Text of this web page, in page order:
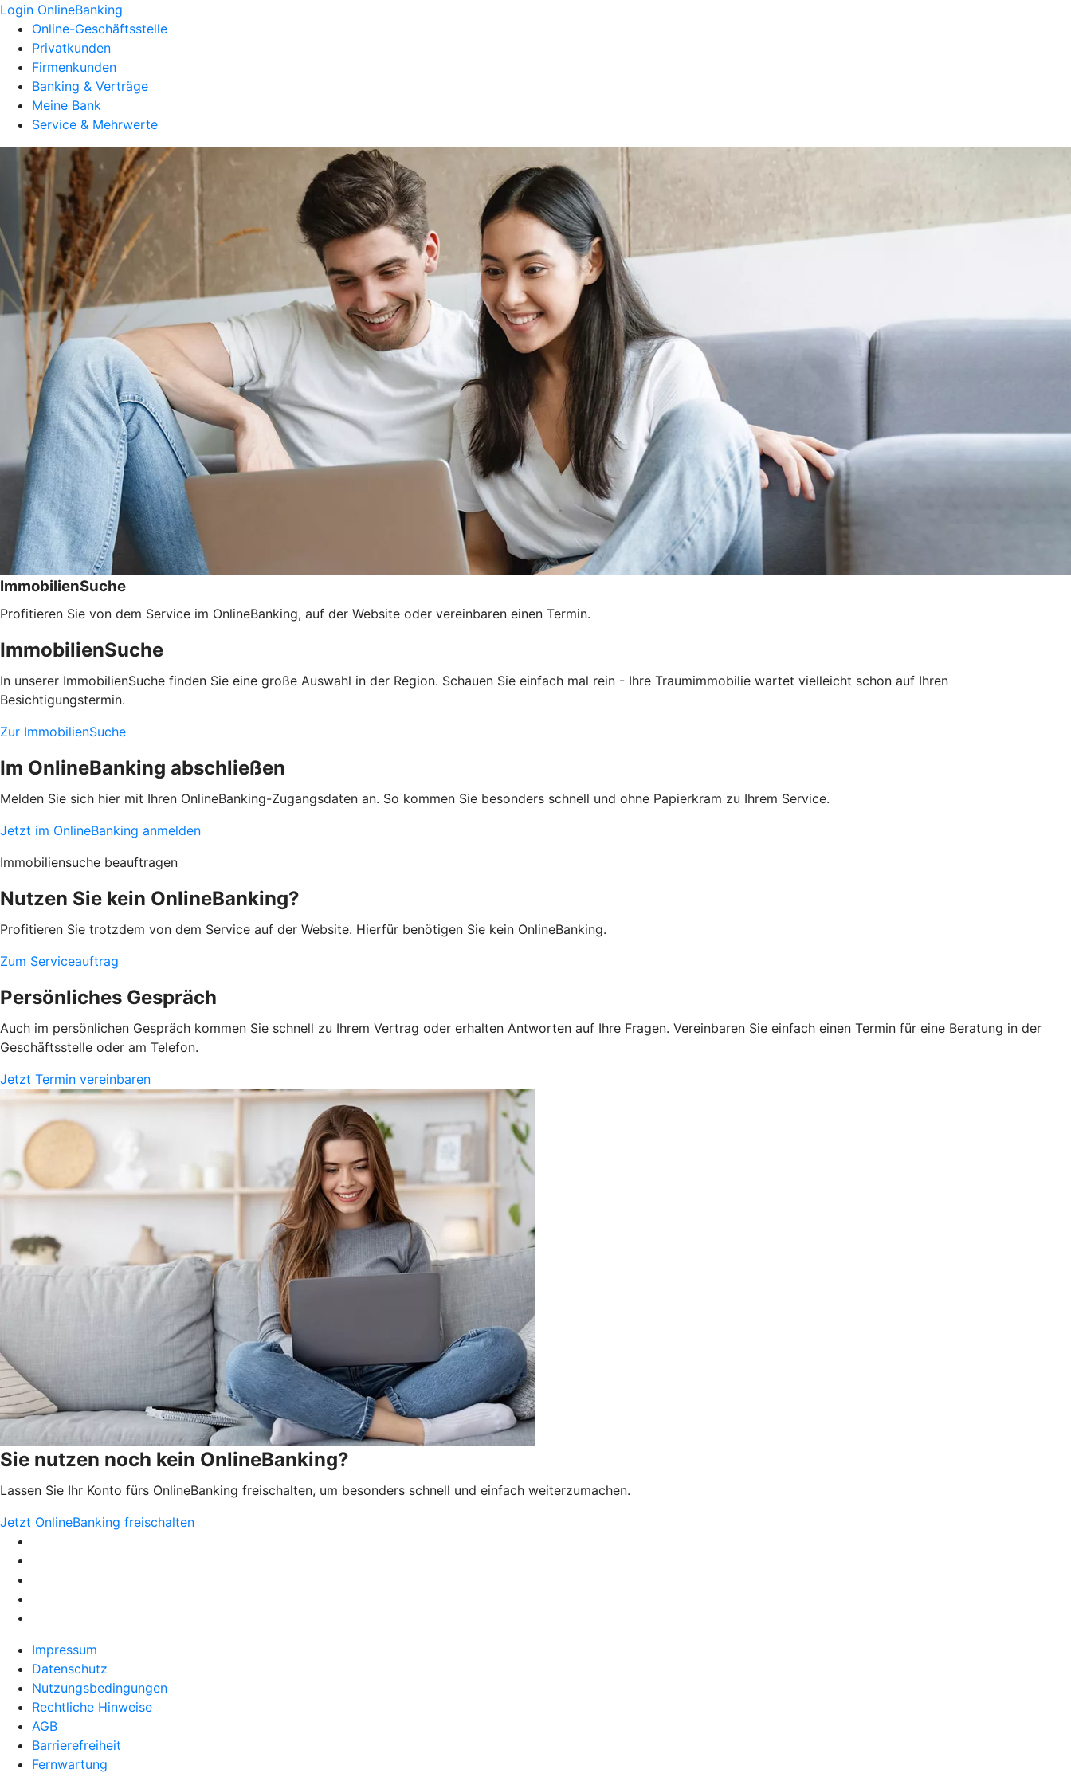
Login OnlineBanking
Online-Geschäftsstelle
Privatkunden
Firmenkunden
Banking & Verträge
Meine Bank
Service & Mehrwerte
ImmobilienSuche
Profitieren Sie von dem Service im OnlineBanking, auf der Website oder vereinbaren einen Termin.
ImmobilienSuche
In unserer ImmobilienSuche finden Sie eine große Auswahl in der Region. Schauen Sie einfach mal rein - Ihre Traumimmobilie wartet vielleicht schon auf Ihren
Besichtigungstermin.
Zur ImmobilienSuche
Im OnlineBanking abschließen
Melden Sie sich hier mit Ihren OnlineBanking-Zugangsdaten an. So kommen Sie besonders schnell und ohne Papierkram zu Ihrem Service.
Jetzt im OnlineBanking anmelden
Immobiliensuche beauftragen
Nutzen Sie kein OnlineBanking?
Profitieren Sie trotzdem von dem Service auf der Website. Hierfür benötigen Sie kein OnlineBanking.
Zum Serviceauftrag
Persönliches Gespräch
Auch im persönlichen Gespräch kommen Sie schnell zu Ihrem Vertrag oder erhalten Antworten auf Ihre Fragen. Vereinbaren Sie einfach einen Termin für eine Beratung in der
Geschäftsstelle oder am Telefon.
Jetzt Termin vereinbaren
Sie nutzen noch kein OnlineBanking?
Lassen Sie Ihr Konto fürs OnlineBanking freischalten, um besonders schnell und einfach weiterzumachen.
Jetzt OnlineBanking freischalten
Impressum
Datenschutz
Nutzungsbedingungen
Rechtliche Hinweise
AGB
Barrierefreiheit
Fernwartung